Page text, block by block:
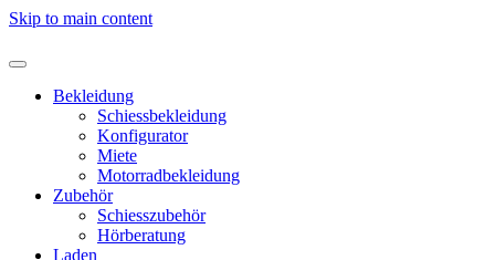
Skip to main content
Bekleidung
Schiessbekleidung
Konfigurator
Miete
Motorradbekleidung
Zubehör
Schiesszubehör
Hörberatung
Laden